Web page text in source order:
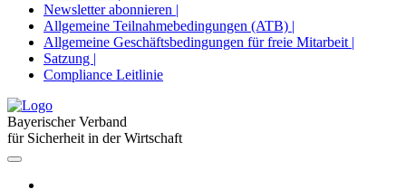
Newsletter abonnieren |
Allgemeine Teilnahmebedingungen (ATB) |
Allgemeine Geschäftsbedingungen für freie Mitarbeit |
Satzung |
Compliance Leitlinie
Bayerischer Verband
für Sicherheit in der Wirtschaft